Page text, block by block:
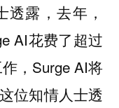
透露，去年，
AI花费了超过
，Surge AI将
位知情人士透